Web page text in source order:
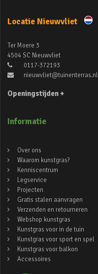
Locatie Nieuwvliet
Ter Moere 3
4504 SC Nieuwvliet
0117-372193
nieuwvliet@tuinenterras.nl
Openingstijden +
Informatie
Over ons
Waarom kunstgras?
Kenniscentrum
Legservice
Projecten
Gratis stalen aanvragen
Verzenden en retourneren
Webshop kunstgras
Kunstgras voor in de tuin
Kunstgras voor sport en spel
Kunstgras voor balkon
Accessoires